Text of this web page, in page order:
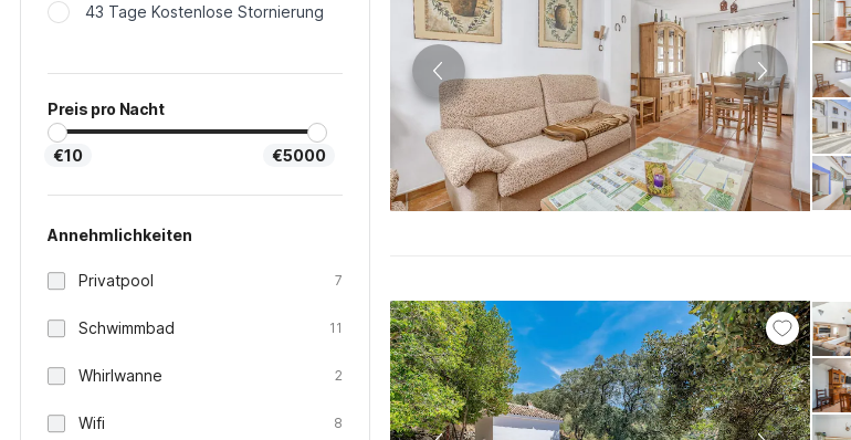
43 Tage Kostenlose Stornierung
Preis pro Nacht
€10 €5000
Annehmlichkeiten
Privatpool 7
Schwimmbad 11
Whirlwanne 2
Wifi 8